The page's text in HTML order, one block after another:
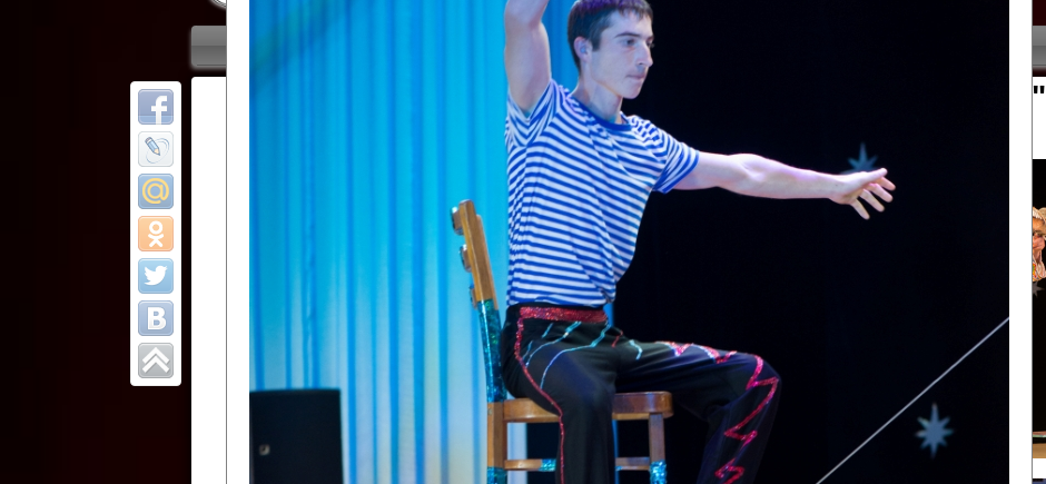
Коллективы Новости
ОТЧЕТЫ ГКЦ "ДВОРЕЦ РЕСПУБЛИКИ"
Финал Республиканского фестиваля
цирковых коллективов "Созвездие
Приднестровского цирка"
Участники фестиваля:
Образцовый эстрадно-цирковой коллектив «Ровесник» Дом культуры с.
Протягайловка, г. Бендеры , руководитель Рогожинер Светлана Георгиевна
Народный цирковой клоунский коллектив «Шари-вари» МУ «Культурно-
досуговый центр «Шелковик» г.Бендеры, руководители Отличные работники
культуры Приднестровской Молдавской Республики Алёна Александровна и
Олег Степанович Райлян;